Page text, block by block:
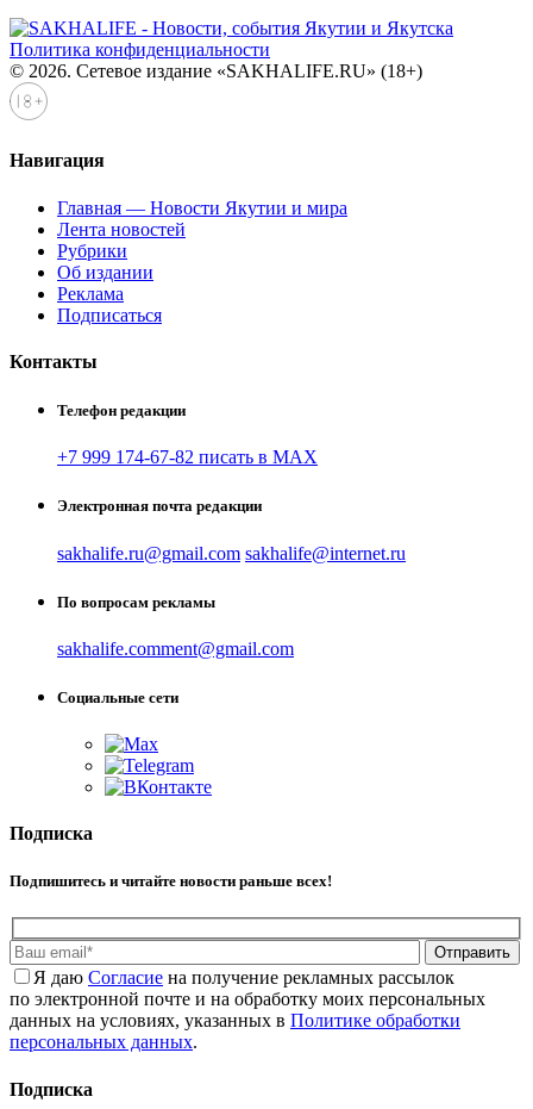
Политика конфиденциальности
© 2026. Сетевое издание «SAKHALIFE.RU» (18+)
Навигация
Главная — Новости Якутии и мира
Лента новостей
Рубрики
Об издании
Реклама
Подписаться
Контакты
Телефон редакции
+7 999 174-67-82 писать в MAX
Электронная почта редакции
sakhalife.ru@gmail.com sakhalife@internet.ru
По вопросам рекламы
sakhalife.comment@gmail.com
Социальные сети
Подписка
Подпишитесь и читайте новости раньше всех!
Отправить
Я даю Cогласие на получение рекламных рассылок
по электронной почте и на обработку моих персональных
данных на условиях, указанных в Политике обработки
персональных данных.
Подписка